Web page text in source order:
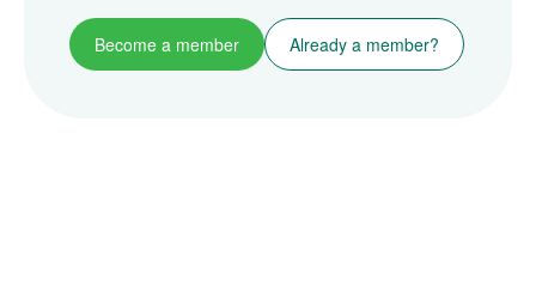
Become a member Already a member?